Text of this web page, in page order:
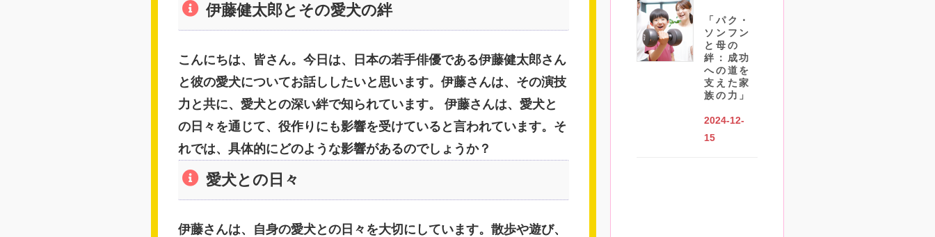
伊藤健太郎とその愛犬の絆
こんにちは、皆さん。今日は、日本の若手俳優である伊藤健太郎さん
と彼の愛犬についてお話ししたいと思います。伊藤さんは、その演技
力と共に、愛犬との深い絆で知られています。 伊藤さんは、愛犬と
の日々を通じて、役作りにも影響を受けていると言われています。そ
れでは、具体的にどのような影響があるのでしょうか？
愛犬との日々
伊藤さんは、自身の愛犬との日々を大切にしています。散歩や遊び、
「パク・
ソンフン
と母の
絆：成功
への道を
支えた家
族の力」
2024-12-
15